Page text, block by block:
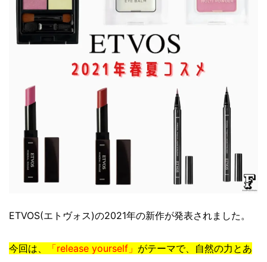
ETVOS(エトヴォス)の2021年の新作が発表されました。
今回は、 「release yourself」 がテーマで、自然の力とあ